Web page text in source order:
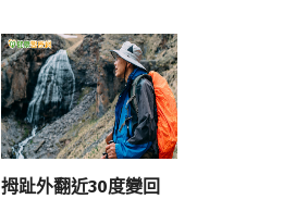
拇趾外翻近30度變回